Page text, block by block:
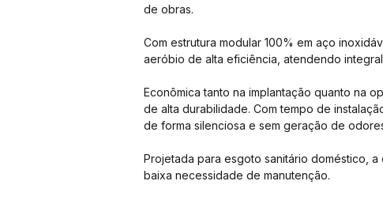
de obras.
Com estrutura modular 100% em aço
aeróbio de alta eficiência, atendendo
Econômica tanto na implantação quanto na
de alta durabilidade. Com tempo de
de forma silenciosa e sem geração de
Projetada para esgoto sanitário doméstico,
baixa necessidade de manutenção.